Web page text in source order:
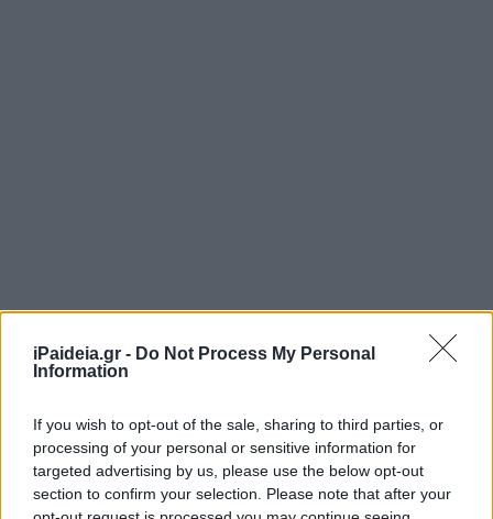
iPaideia.gr - Do Not Process My Personal
Information
If you wish to opt-out of the sale, sharing to third parties, or
processing of your personal or sensitive information for
targeted advertising by us, please use the below opt-out
section to confirm your selection. Please note that after your